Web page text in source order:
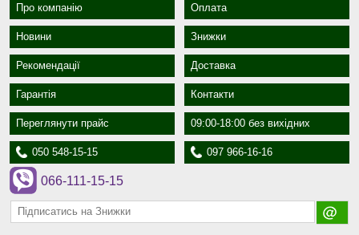
Про компанію Оплата
Новини Знижки
Рекомендації Доставка
Гарантія Контакти
Переглянути прайс 09:00-18:00 без вихідних
050 548-15-15 097 966-16-16
066-111-15-15